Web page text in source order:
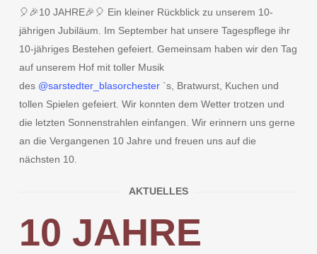
🎈🎉10 JAHRE🎉🎈 Ein kleiner Rückblick zu unserem 10-
jährigen Jubiläum. Im September hat unsere Tagespflege ihr
10-jähriges Bestehen gefeiert. Gemeinsam haben wir den Tag
auf unserem Hof mit toller Musik
des @sarstedter_blasorchester`s, Bratwurst, Kuchen und
tollen Spielen gefeiert. Wir konnten dem Wetter trotzen und
die letzten Sonnenstrahlen einfangen. Wir erinnern uns gerne
an die Vergangenen 10 Jahre und freuen uns auf die
nächsten 10.
AKTUELLES
10 JAHRE